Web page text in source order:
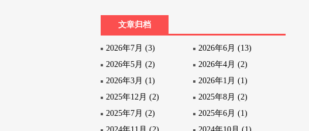
文章归档
2026年7月 (3)
2026年6月 (13)
2026年5月 (2)
2026年4月 (2)
2026年3月 (1)
2026年1月 (1)
2025年12月 (2)
2025年8月 (2)
2025年7月 (2)
2025年6月 (1)